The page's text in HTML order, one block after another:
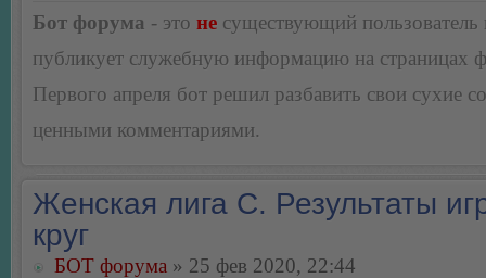
Бот форума - это не существующий пользователь
публикует служебную информацию на страницах
Первого апреля бот решил разбавить свои сухие
ценными комментариями.
Женская лига С. Результаты
круг
БОТ форума » 25 фев 2020, 22:44